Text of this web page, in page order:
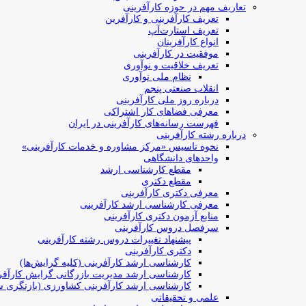
تعاریف مهم در حوزه کارآفرینی
تعریف کارآفرینی و کارآفرین
تعریف استارت‌آپ
انواع کارآفرینان
موفقیت در کارآفرینی
تعریف خلاقیت و نوآوری
نظام ملی نوآوری
انقلاب صنعتی پنجم
درباره روز ملی کارآفرینی
معرفی فضاهای کار اشتراکی
فهرست رسانه‌های کارآفرینی در ایران
درباره رشته کارآفرینی
نحوه تاسیس «مرکز مشاوره و خدمات کارآفرینی»
واحدهای دانشگاهی
مقطع کارشناسی ارشد
مقطع دکتری
معرفی دکتری کارآفرینی
معرفی کارشناسی ارشد کارآفرینی
منابع آزمون دکتری کارآفرینی
سرفصل دروس کارآفرینی
پیشنهاد تغییرات دروس رشته کارآفرینی
دکتری کارآفرینی
کارشناسی ارشد کارآفرینی (کلیه گرایش‌ها)
کارشناسی ارشد مدیریت بازرگانی گرایش
کارشناسی ارشد کارآفرینی کشاورزی (بازنگری
علمی و تحقیقاتی